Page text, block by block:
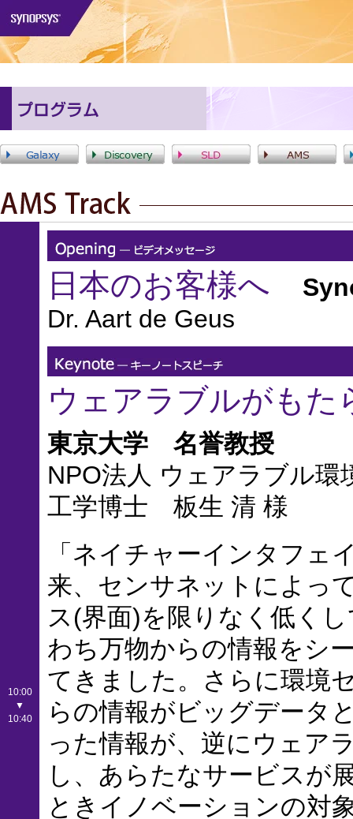
10:00
▼
10:40
日本のお客様へ
Dr. Aart de Geus
ウェアラブルがもた
東京大学 名誉教授
NPO法人 ウェアラブル
工学博士 板生 清 様
「ネイチャーインタフェ
来、センサネットによっ
ス(界面)を限りなく低く
わち万物からの情報をシ
てきました。さらに環境
らの情報がビッグデータ
った情報が、逆にウェア
し、あらたなサービスが
ときイノベーションの対